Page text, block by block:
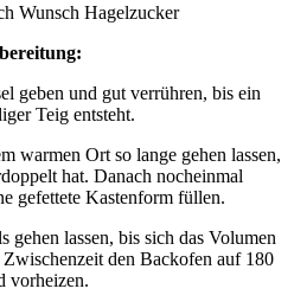
Wunsch Hagelzucker
geben und gut verrühren, bis ein
Teig entsteht.
warmen Ort so lange gehen lassen,
hat. Danach nocheinmal
gefettete Kastenform füllen.
gehen lassen, bis sich das Volumen
den Backofen auf 180
vorheizen.